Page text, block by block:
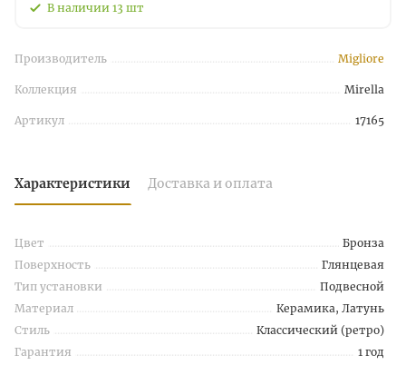
В наличии 13 шт
Производитель Migliore
Коллекция Mirella
Артикул 17165
Характеристики Доставка и оплата
Цвет
Бронза
Поверхность
Глянцевая
Тип установки
Подвесной
Материал
Керамика, Латунь
Стиль
Классический (ретро)
Гарантия
1 год